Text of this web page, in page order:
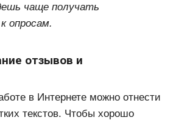
чаще получать
опросам.
отзывов и
в Интернете можно отнести
текстов. Чтобы хорошо